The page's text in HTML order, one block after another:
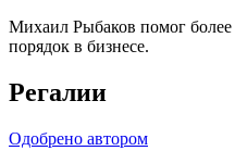
Михаил Рыбаков помог
порядок в бизнесе.
Регалии
Одобрено автором